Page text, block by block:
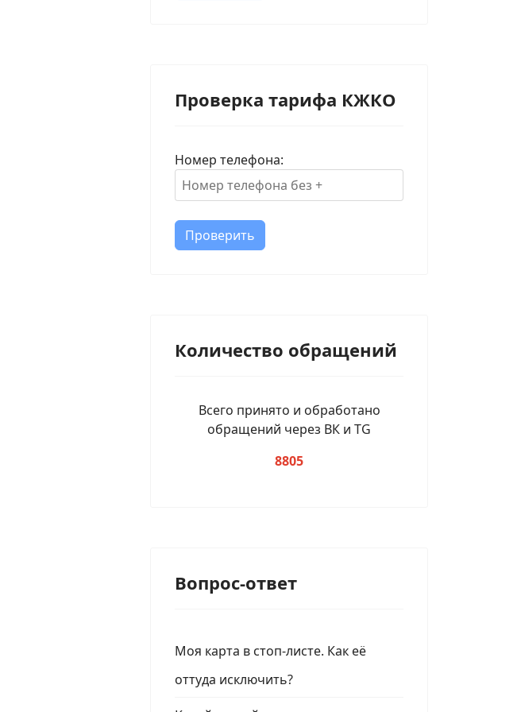
Проверка тарифа КЖКО
Номер телефона:
Проверить
Количество обращений
Всего принято и обработано
обращений через ВК и TG
8805
Вопрос-ответ
Моя карта в стоп-листе. Как её
оттуда исключить?